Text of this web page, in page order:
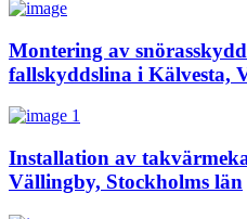
Montering av
fallskyddslina i Kälvesta,
Installation av
Vällingby, Stockholms län